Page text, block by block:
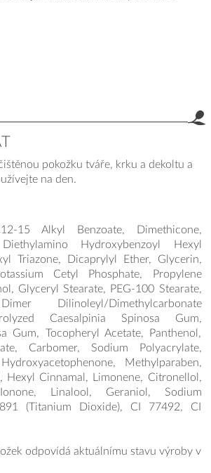
pokožku tváře, krku a dekoltu a
na den.
15 Alkyl Benzoate, Dimethicone,
Hydroxybenzoyl Hexyl
Triazone, Dicaprylyl Ether, Glycerin,
Cetyl Phosphate, Propylene
Glyceryl Stearate, PEG-100 Stearate,
Dilinoleyl/Dimethylcarbonate
Caesalpinia Spinosa Gum,
Gum, Tocopheryl Acetate, Panthenol,
Carbomer, Sodium Polyacrylate,
Methylparaben,
Hexyl Cinnamal, Limonene, Citronellol,
Linalool, Geraniol, Sodium
(Titanium Dioxide), CI 77492, CI
odpovídá aktuálnímu stavu výroby v